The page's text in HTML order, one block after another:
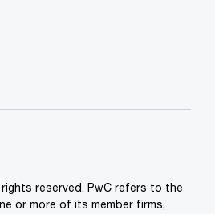
reserved. PwC refers to the
or more of its member firms,